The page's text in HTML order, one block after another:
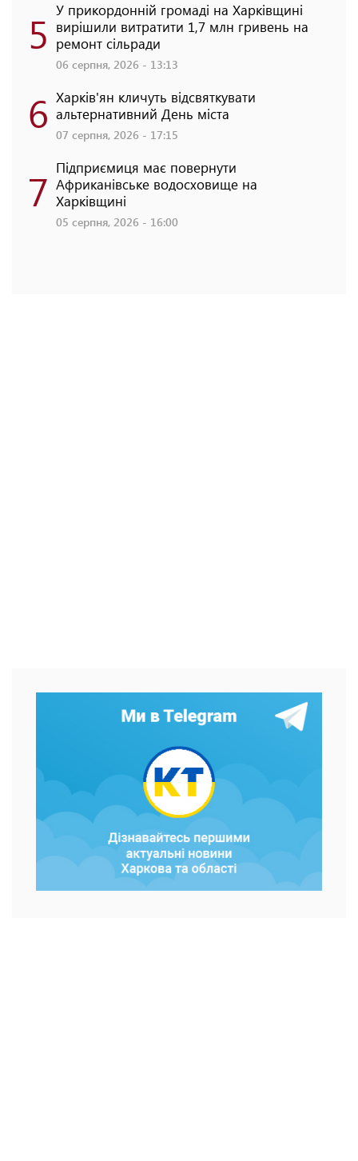
5 У прикордонній громаді на Харківщині
вирішили витратити 1,7 млн гривень на
ремонт сільради
06 серпня, 2026 - 13:13
6 Харків'ян кличуть відсвяткувати
альтернативний День міста
07 серпня, 2026 - 17:15
7 Підприємиця має повернути
Африканівське водосховище на
Харківщині
05 серпня, 2026 - 16:00